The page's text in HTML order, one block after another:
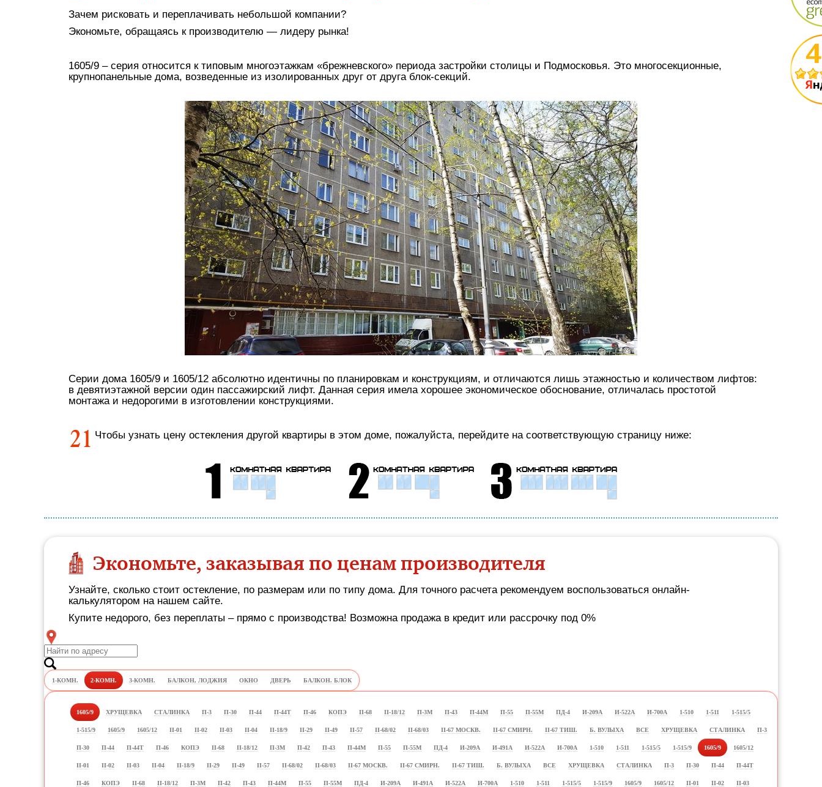
Зачем рисковать и переплачивать небольшой компании?
Экономьте, обращаясь к производителю — лидеру рынка!
1605/9 – серия относится к типовым многоэтажкам «брежневского» периода застройки столицы и Подмосковья. Это многосекционные,
крупнопанельные дома, возведенные из изолированных друг от друга блок-секций.
Серии дома 1605/9 и 1605/12 абсолютно идентичны по планировкам и конструкциям, и отличаются лишь этажностью и количеством лифтов:
в девятиэтажной версии один пассажирский лифт. Данная серия имела хорошее экономическое обоснование, отличалась простотой
монтажа и недорогими в изготовлении конструкциями.
Чтобы узнать цену остекления другой квартиры в этом доме, пожалуйста, перейдите на соответствующую страницу ниже:
Экономьте, заказывая по ценам производителя
Узнайте, сколько стоит остекление, по размерам или по типу дома. Для точного расчета рекомендуем воспользоваться онлайн-
калькулятором на нашем сайте.
Купите недорого, без переплаты – прямо с производства! Возможна продажа в кредит или рассрочку под 0%
1-КОМН. 2-КОМН. 3-КОМН. БАЛКОН, ЛОДЖИЯ ОКНО ДВЕРЬ БАЛКОН. БЛОК
1605/9 ХРУЩЕВКА СТАЛИНКА П-3 П-30 П-44 П-44Т П-46 КОПЭ II-68 II-18/12 П-3М П-43 П-44М П-55 П-55М ПД-4 И-209А И-522А И-700А 1-510 1-511 1-515/5
1-515/9 1605/9 1605/12 II-01 II-02 II-03 II-04 II-18/9 II-29 II-49 II-57 II-68/02 II-68/03 II-67 МОСКВ. II-67 СМИРН. II-67 ТИШ. Б. ВУЛЫХА ВСЕ ХРУЩЕВКА СТАЛИНКА П-3
П-30 П-44 П-44Т П-46 КОПЭ II-68 II-18/12 П-3М П-42 П-43 П-44М П-55 П-55М ПД-4 И-209А И-491А И-522А И-700А 1-510 1-511 1-515/5 1-515/9 1605/9 1605/12
II-01 II-02 II-03 II-04 II-18/9 II-29 II-49 II-57 II-68/02 II-68/03 II-67 МОСКВ. II-67 СМИРН. II-67 ТИШ. Б. ВУЛЫХА ВСЕ ХРУЩЕВКА СТАЛИНКА П-3 П-30 П-44 П-44Т
П-46 КОПЭ II-68 II-18/12 П-3М П-42 П-43 П-44М П-55 П-55М ПД-4 И-209А И-491А И-522А И-700А 1-510 1-511 1-515/5 1-515/9 1605/9 1605/12 II-01 II-02 II-03